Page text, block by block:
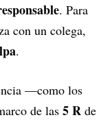
. Para
con un colega,
.
—como los
de las 5 R de